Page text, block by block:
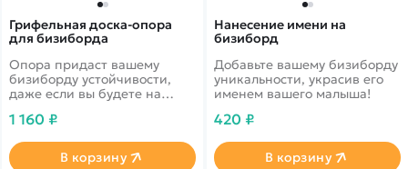
Грифельная доска-опора
для бизиборда
Опора придаст вашему
бизиборду устойчивости,
даже если вы будете на
чтобы установить доску!
1 160 ₽
В корзину
Нанесение имени на
бизиборд
Добавьте вашему бизиборду
уникальности, украсив его
именем вашего малыша!
420 ₽
В корзину